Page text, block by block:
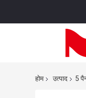
होम उत्पाद 5